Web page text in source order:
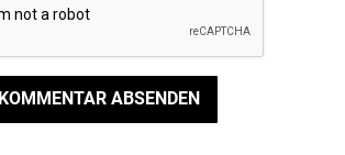
KOMMENTAR ABSENDEN